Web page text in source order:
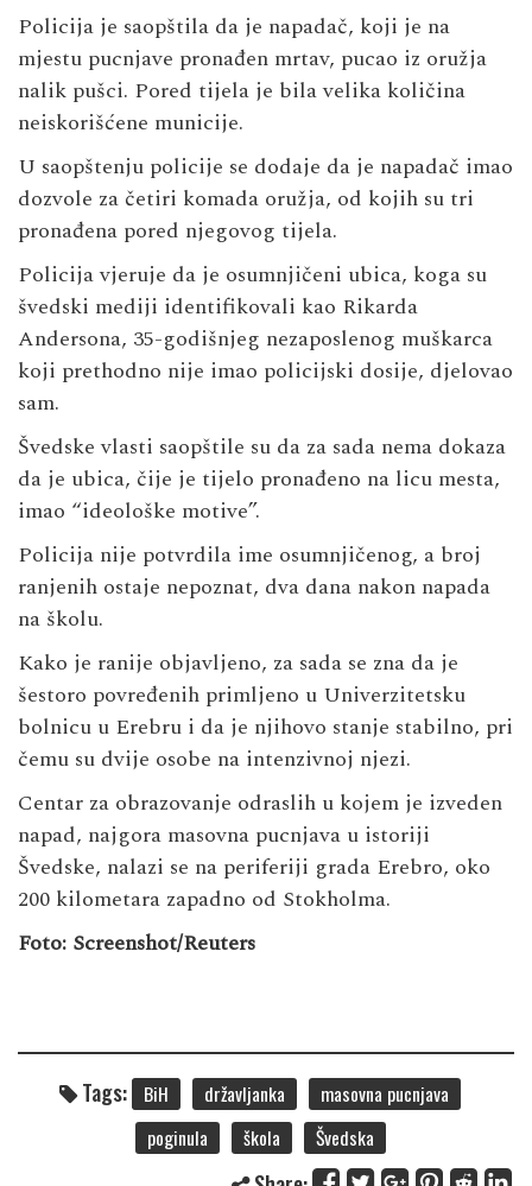
Policija je saopštila da je napadač, koji je na
mjestu pucnjave pronađen mrtav, pucao iz oružja
nalik pušci. Pored tijela je bila velika količina
neiskorišćene municije.
U saopštenju policije se dodaje da je napadač imao
dozvole za četiri komada oružja, od kojih su tri
pronađena pored njegovog tijela.
Policija vjeruje da je osumnjičeni ubica, koga su
švedski mediji identifikovali kao Rikarda
Andersona, 35-godišnjeg nezaposlenog muškarca
koji prethodno nije imao policijski dosije, djelovao
sam.
Švedske vlasti saopštile su da za sada nema dokaza
da je ubica, čije je tijelo pronađeno na licu mesta,
imao “ideološke motive”.
Policija nije potvrdila ime osumnjičenog, a broj
ranjenih ostaje nepoznat, dva dana nakon napada
na školu.
Kako je ranije objavljeno, za sada se zna da je
šestoro povređenih primljeno u Univerzitetsku
bolnicu u Erebru i da je njihovo stanje stabilno, pri
čemu su dvije osobe na intenzivnoj njezi.
Centar za obrazovanje odraslih u kojem je izveden
napad, najgora masovna pucnjava u istoriji
Švedske, nalazi se na periferiji grada Erebro, oko
200 kilometara zapadno od Stokholma.
Foto: Screenshot/Reuters
Tags: BiH državljanka
masovna pucnjava
poginula
škola Švedska